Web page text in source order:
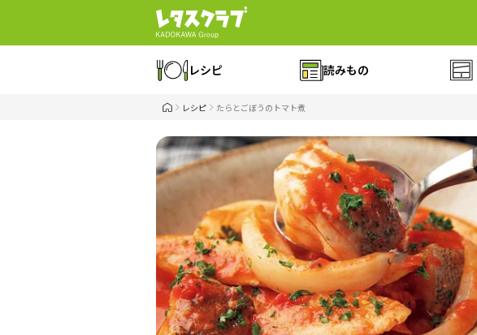
レシピ 読みもの
レシピ たらとごぼうのトマト煮